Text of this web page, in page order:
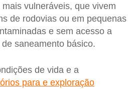
vulneráveis, que vivem
de rodovias ou em pequenas
e sem acesso a
saneamento básico.
de vida e a
para e exploração